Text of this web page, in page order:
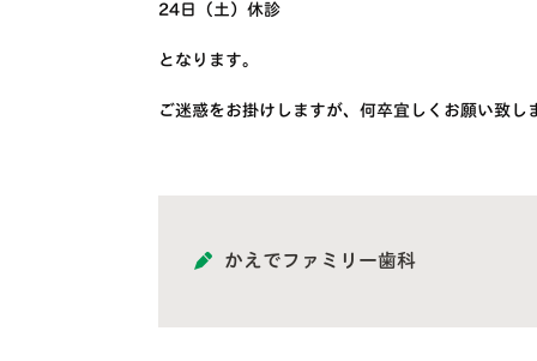
24日（土）休診
となります。
ご迷惑をお掛けしますが、何卒宜しくお願い致し
かえでファミリー歯科